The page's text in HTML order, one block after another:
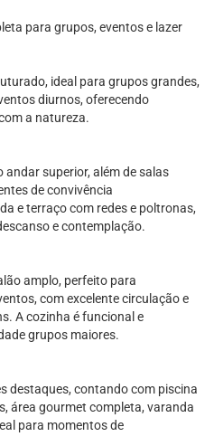
para grupos, eventos e lazer
ideal para grupos grandes,
diurnos, oferecendo
a natureza.
superior, além de salas
de convivência
e terraço com redes e poltronas,
e contemplação.
amplo, perfeito para
com excelente circulação e
A cozinha é funcional e
grupos maiores.
destaques, contando com piscina
área gourmet completa, varanda
para momentos de